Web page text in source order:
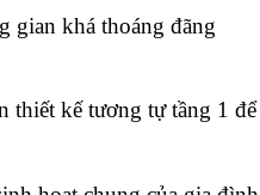
gian khá thoáng đãng
thiết kế tương tự tầng 1